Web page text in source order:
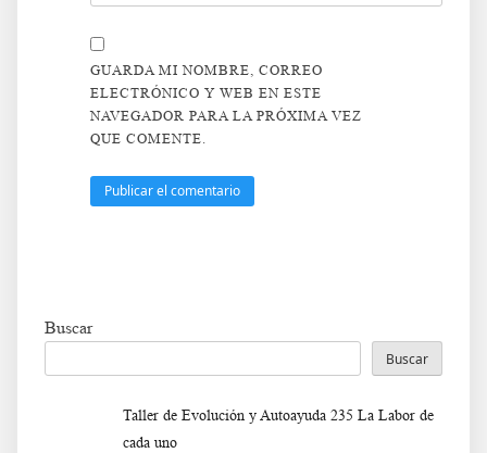
GUARDA MI NOMBRE, CORREO
ELECTRÓNICO Y WEB EN ESTE
NAVEGADOR PARA LA PRÓXIMA VEZ
QUE COMENTE.
Buscar
Buscar
Taller de Evolución y Autoayuda 235 La Labor de
cada uno